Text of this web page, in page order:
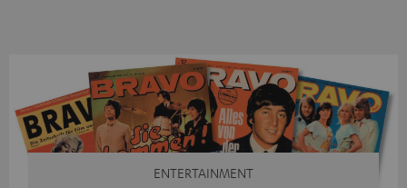
Streaming-System vereint hochwertige HiFi-Technik,
moderne Streaming-Funktionen und hohe Flexibilität in
einem einzigen Gerät – und zeigt, dass man für großen
Sound heute keine klassische HiFi-Anlage mehr braucht.
ENTERTAINMENT